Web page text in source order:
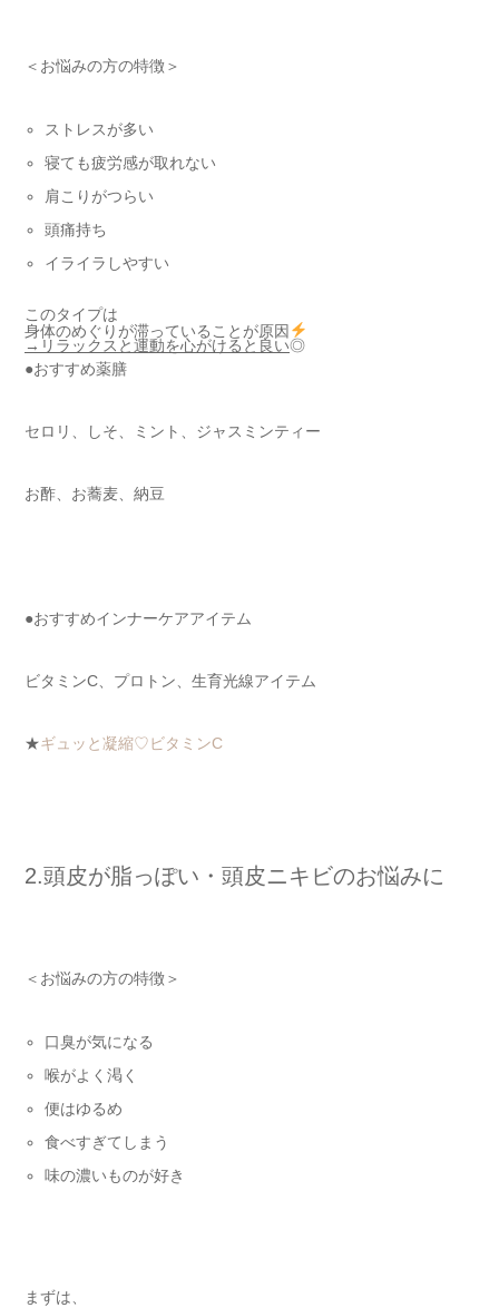
＜お悩みの方の特徴＞
ストレスが多い
寝ても疲労感が取れない
肩こりがつらい
頭痛持ち
イライラしやすい
このタイプは
身体のめぐりが滞っていることが原因
→リラックスと運動を心がけると良い◎
●おすすめ薬膳
セロリ、しそ、ミント、ジャスミンティー
お酢、お蕎麦、納豆
●おすすめインナーケアアイテム
ビタミンC、プロトン、生育光線アイテム
★ギュッと凝縮♡ビタミンC
2.頭皮が脂っぽい・頭皮ニキビのお悩みに
＜お悩みの方の特徴＞
口臭が気になる
喉がよく渇く
便はゆるめ
食べすぎてしまう
味の濃いものが好き
まずは、